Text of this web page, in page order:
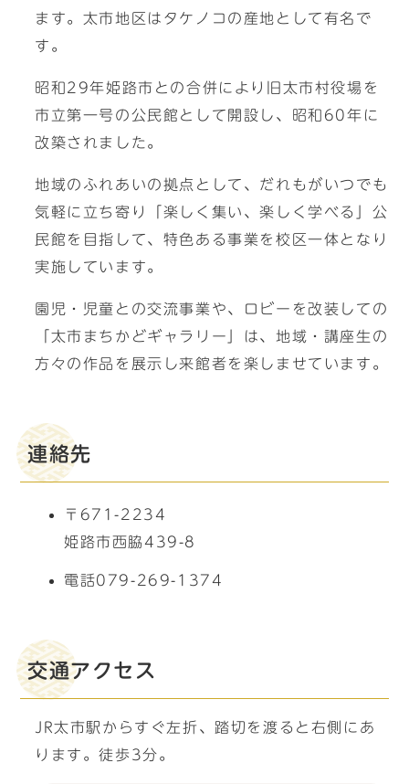
ます。太市地区はタケノコの産地として有名で
す。
昭和29年姫路市との合併により旧太市村役場を
市立第一号の公民館として開設し、昭和60年に
改築されました。
地域のふれあいの拠点として、だれもがいつでも
気軽に立ち寄り「楽しく集い、楽しく学べる」公
民館を目指して、特色ある事業を校区一体となり
実施しています。
園児・児童との交流事業や、ロビーを改装しての
「太市まちかどギャラリー」は、地域・講座生の
方々の作品を展示し来館者を楽しませています。
連絡先
〒671-2234
姫路市西脇439-8
電話079-269-1374
交通アクセス
JR太市駅からすぐ左折、踏切を渡ると右側にあ
ります。徒歩3分。